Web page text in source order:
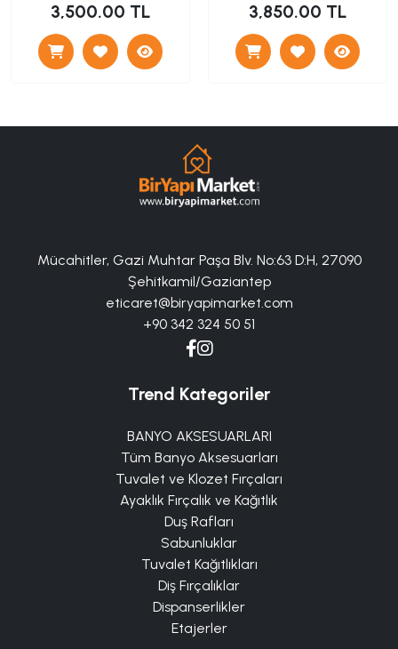
3,500.00 TL 3,850.00 TL
Mücahitler, Gazi Muhtar Paşa Blv. No:63 D:H, 27090
Şehitkamil/Gaziantep
eticaret@biryapimarket.com
+90 342 324 50 51
Trend Kategoriler
BANYO AKSESUARLARI
Tüm Banyo Aksesuarları
Tuvalet ve Klozet Fırçaları
Ayaklık Fırçalık ve Kağıtlık
Duş Rafları
Sabunluklar
Tuvalet Kağıtlıkları
Diş Fırçalıklar
Dispanserlikler
Etajerler